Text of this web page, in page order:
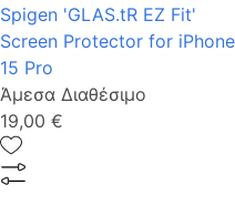
Spigen 'GLAS.tR EZ Fit'
Screen Protector for iPhone
15 Pro
Άμεσα Διαθέσιμο
19,00 €